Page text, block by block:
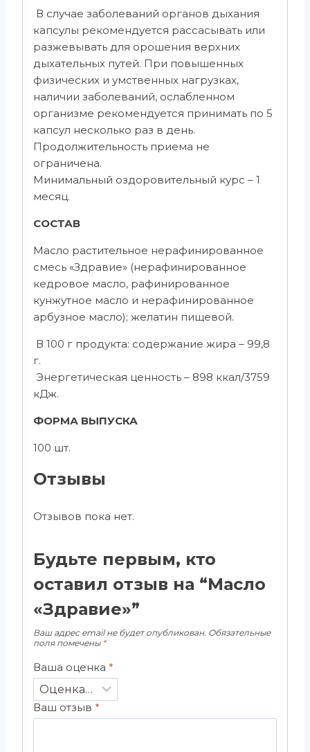
В случае заболеваний органов дыхания
капсулы рекомендуется рассасывать или
разжевывать для орошения верхних
дыхательных путей. При повышенных
физических и умственных нагрузках,
наличии заболеваний, ослабленном
организме рекомендуется принимать по 5
капсул несколько раз в день.
Продолжительность приема не
ограничена.
Минимальный оздоровительный курс – 1
месяц.
СОСТАВ
Масло растительное нерафинированное
смесь «Здравие» (нерафинированное
кедровое масло, рафинированное
кунжутное масло и нерафинированное
арбузное масло); желатин пищевой.
В 100 г продукта: содержание жира – 99,8
г.
Энергетическая ценность – 898 ккал/3759
кДж.
ФОРМА ВЫПУСКА
100 шт.
Отзывы
Отзывов пока нет.
Будьте первым, кто
оставил отзыв на “Масло
«Здравие»”
Ваш адрес email не будет опубликован. Обязательные
поля помечены *
Ваша оценка *
Ваш отзыв *